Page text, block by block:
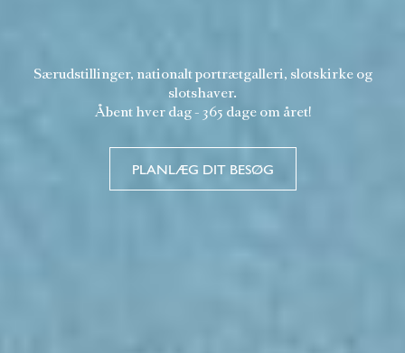
Særudstillinger, nationalt portrætgalleri, slotskirke og
slotshaver.
Åbent hver dag - 365 dage om året!
PLANLÆG DIT BESØG